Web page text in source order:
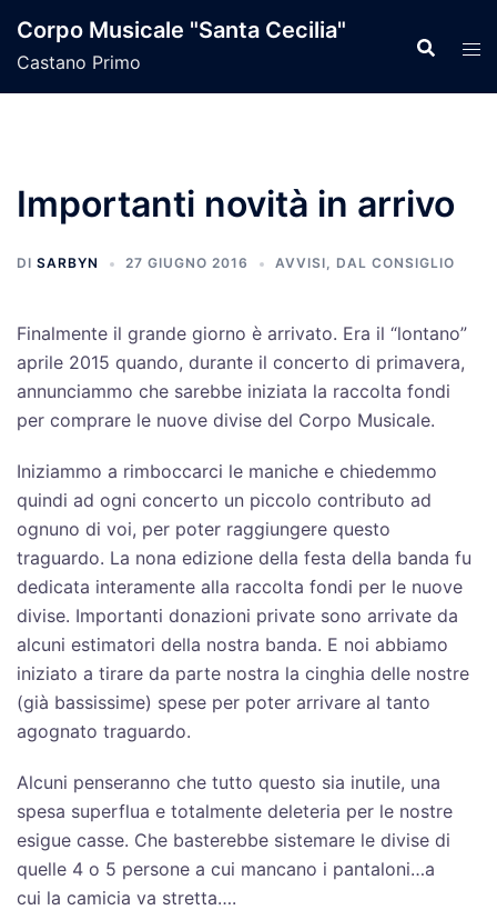
contenuto
Corpo Musicale "Santa Cecilia"
Castano Primo
Importanti novità in arrivo
DI SARBYN 27 GIUGNO 2016 AVVISI, DAL CONSIGLIO
Finalmente il grande giorno è arrivato. Era il “lontano”
aprile 2015 quando, durante il concerto di primavera,
annunciammo che sarebbe iniziata la raccolta fondi
per comprare le nuove divise del Corpo Musicale.
Iniziammo a rimboccarci le maniche e chiedemmo
quindi ad ogni concerto un piccolo contributo ad
ognuno di voi, per poter raggiungere questo
traguardo. La nona edizione della festa della banda fu
dedicata interamente alla raccolta fondi per le nuove
divise. Importanti donazioni private sono arrivate da
alcuni estimatori della nostra banda. E noi abbiamo
iniziato a tirare da parte nostra la cinghia delle nostre
(già bassissime) spese per poter arrivare al tanto
agognato traguardo.
Alcuni penseranno che tutto questo sia inutile, una
spesa superflua e totalmente deleteria per le nostre
esigue casse. Che basterebbe sistemare le divise di
quelle 4 o 5 persone a cui mancano i pantaloni…a
cui la camicia va stretta….